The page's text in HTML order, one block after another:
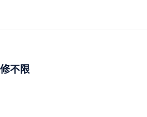
不限